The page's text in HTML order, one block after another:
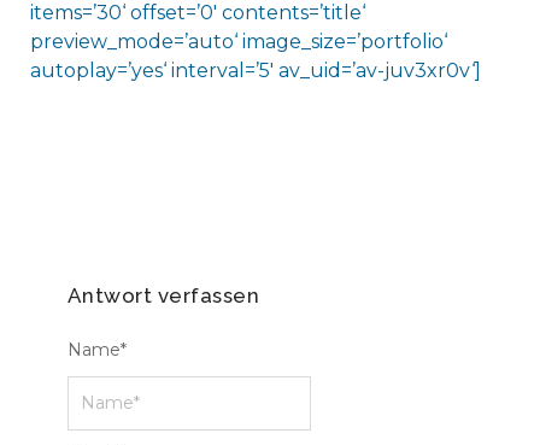
items=’30‘ offset=’0′ contents=’title‘
preview_mode=’auto‘ image_size=’portfolio‘
autoplay=’yes‘ interval=’5′ av_uid=’av-juv3xr0v‘]
Antwort verfassen
Name*